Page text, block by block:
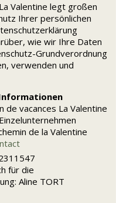
Valentine legt großen
Ihrer persönlichen
wie wir Ihre Daten
Grundverordnung
verwenden und
de vacances La Valentine
de la Valentine
für die
Aline TORT